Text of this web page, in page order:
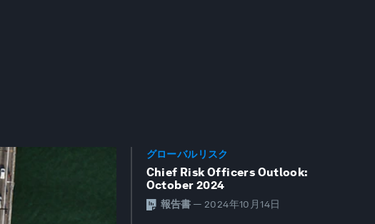
グローバルリスク
Chief Risk Officers Outlook:
October 2024
報告書 — 2024年10月14日